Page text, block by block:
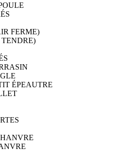
FERME)
ÉPEAUTRE